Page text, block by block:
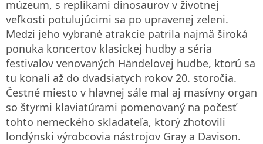
múzeum, s replikami dinosaurov v životnej
veľkosti potulujúcimi sa po upravenej zeleni.
Medzi jeho vybrané atrakcie patrila najmä široká
ponuka koncertov klasickej hudby a séria
festivalov venovaných Händelovej hudbe, ktorú sa
tu konali až do dvadsiatych rokov 20. storočia.
Čestné miesto v hlavnej sále mal aj masívny organ
so štyrmi klaviatúrami pomenovaný na počesť
tohto nemeckého skladateľa, ktorý zhotovili
londýnski výrobcovia nástrojov Gray a Davison.